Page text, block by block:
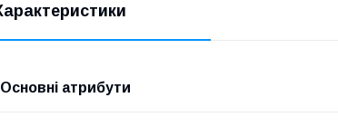
Основні атрибути